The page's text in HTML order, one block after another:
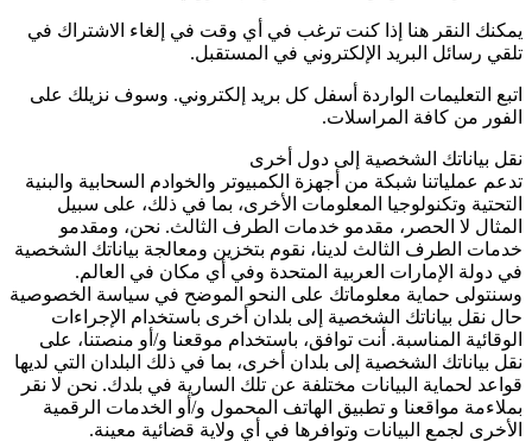
يمكنك النقر هنا إذا كنت ترغب في أي وقت في إلغاء الاشتراك في
تلقي رسائل البريد الإلكتروني في المستقبل.
اتبع التعليمات الواردة أسفل كل بريد إلكتروني. وسوف نزيلك على
الفور من كافة المراسلات.
نقل بياناتك الشخصية إلى دول أخرى
تدعم عملياتنا شبكة من أجهزة الكمبيوتر والخوادم السحابية والبنية
التحتية وتكنولوجيا المعلومات الأخرى، بما في ذلك، على سبيل
المثال لا الحصر، مقدمو خدمات الطرف الثالث. نحن، ومقدمو
خدمات الطرف الثالث لدينا، نقوم بتخزين ومعالجة بياناتك الشخصية
في دولة الإمارات العربية المتحدة وفي أي مكان في العالم.
وسنتولى حماية معلوماتك على النحو الموضح في سياسة الخصوصية
حال نقل بياناتك الشخصية إلى بلدان أخرى باستخدام الإجراءات
الوقائية المناسبة. أنت توافق، باستخدام موقعنا و/أو منصتنا، على
نقل بياناتك الشخصية إلى بلدان أخرى، بما في ذلك البلدان التي لديها
قواعد لحماية البيانات مختلفة عن تلك السارية في بلدك. نحن لا نقر
بملاءمة مواقعنا و تطبيق الهاتف المحمول و/أو الخدمات الرقمية
الأخرى لجمع البيانات وتوافرها في أي ولاية قضائية معينة.